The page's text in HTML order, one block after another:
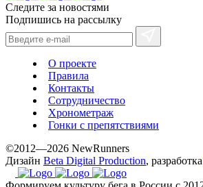
Следите за новостями
Подпишись на рассылку
О проекте
Правила
Контакты
Сотрудничество
Хронометраж
Гонки с препятствиями
©2012—2026 NewRunners
Дизайн Beta Digital Production, разработка